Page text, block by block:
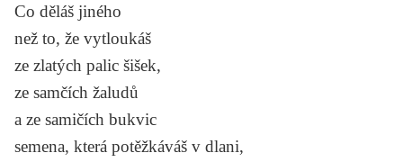
Co děláš jiného
než to, že vytloukáš
ze zlatých palic šišek,
ze samčích žaludů
a ze samičích bukvic
semena, která potěžkáváš v dlani,